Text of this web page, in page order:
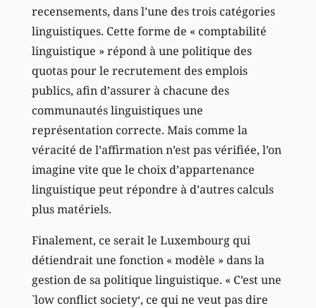
recensements, dans l’une des trois catégories
linguistiques. Cette forme de « comptabilité
linguistique » répond à une politique des
quotas pour le recrutement des emplois
publics, afin d’assurer à chacune des
communautés linguistiques une
représentation correcte. Mais comme la
véracité de l’affirmation n’est pas vérifiée, l’on
imagine vite que le choix d’appartenance
linguistique peut répondre à d’autres calculs
plus matériels.
Finalement, ce serait le Luxembourg qui
détiendrait une fonction « modèle » dans la
gestion de sa politique linguistique. « C’est une
`low conflict society‘, ce qui ne veut pas dire